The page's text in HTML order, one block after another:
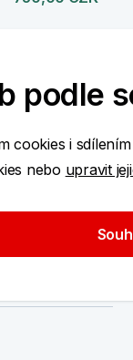
-99,00 CZK
3 000,00 CZK
podle
cookies i
nebo upravit